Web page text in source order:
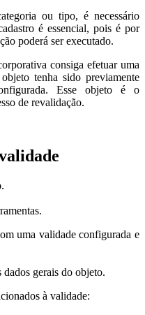
ou tipo, é necessário
é essencial, pois é por
poderá ser executado.
consiga efetuar uma
tenha sido previamente
Esse objeto é o
de revalidação.
.
uma validade configurada e
gerais do objeto.
à validade: